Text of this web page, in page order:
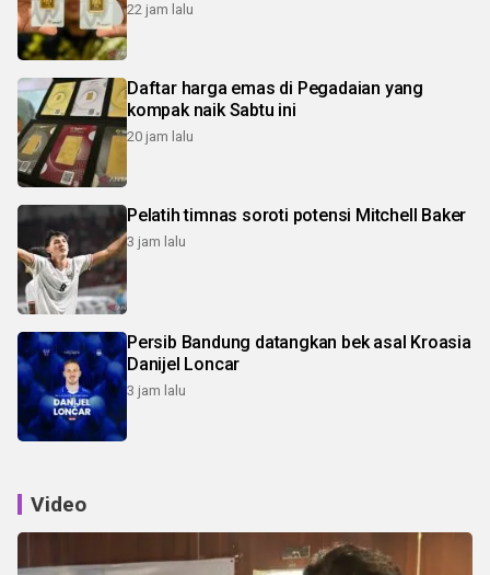
22 jam lalu
Daftar harga emas di Pegadaian yang
kompak naik Sabtu ini
20 jam lalu
Pelatih timnas soroti potensi Mitchell Baker
3 jam lalu
Persib Bandung datangkan bek asal Kroasia
Danijel Loncar
3 jam lalu
Video